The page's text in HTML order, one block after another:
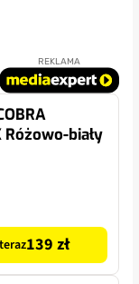
REKLAMA
Różowo-biały
139 zł